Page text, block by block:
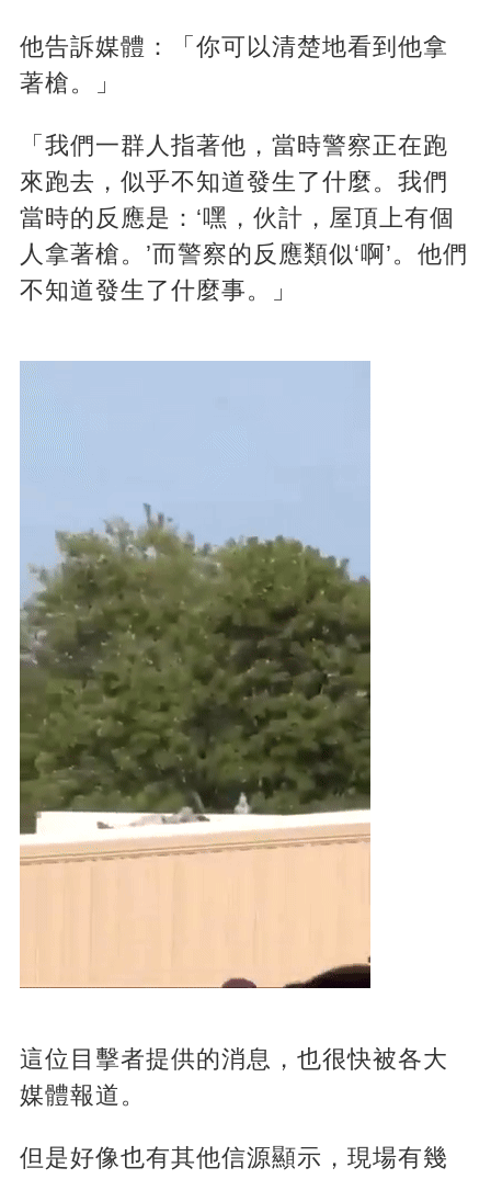
他告訴媒體：「你可以清楚地看到他拿
著槍。」
「我們一群人指著他，當時警察正在跑
來跑去，似乎不知道發生了什麼。我們
當時的反應是：‘嘿，伙計，屋頂上有個
人拿著槍。’而警察的反應類似‘啊’。他們
不知道發生了什麼事。」
這位目擊者提供的消息，也很快被各大
媒體報道。
但是好像也有其他信源顯示，現場有幾